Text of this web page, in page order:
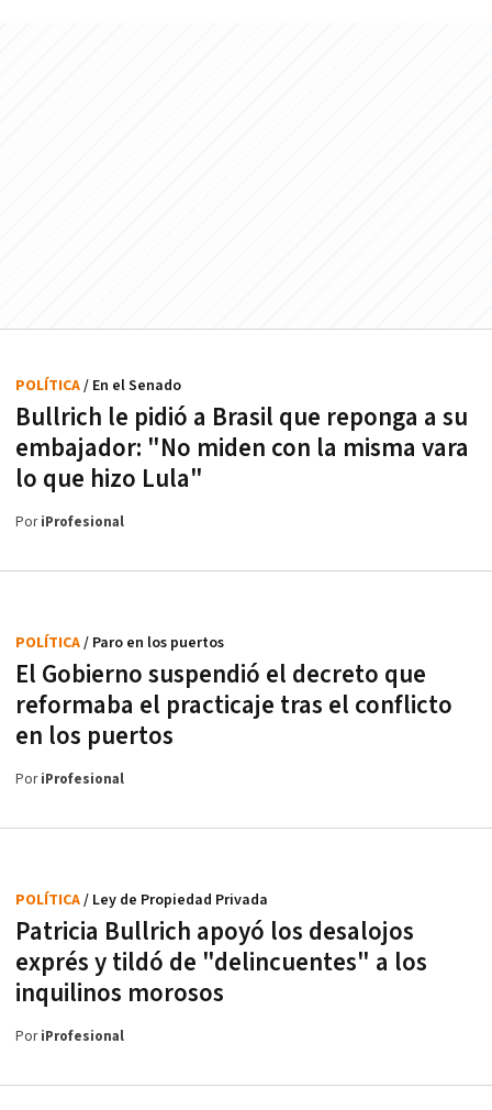
Bullrich le pidió a Brasil que reponga a su
embajador: "No miden con la misma vara
lo que hizo Lula"
POLÍTICA/ En el Senado
PoriProfesional
El Gobierno suspendió el decreto que
reformaba el practicaje tras el conflicto
en los puertos
POLÍTICA/ Paro en los puertos
PoriProfesional
Patricia Bullrich apoyó los desalojos
exprés y tildó de "delincuentes" a los
inquilinos morosos
POLÍTICA/ Ley de Propiedad Privada
PoriProfesional